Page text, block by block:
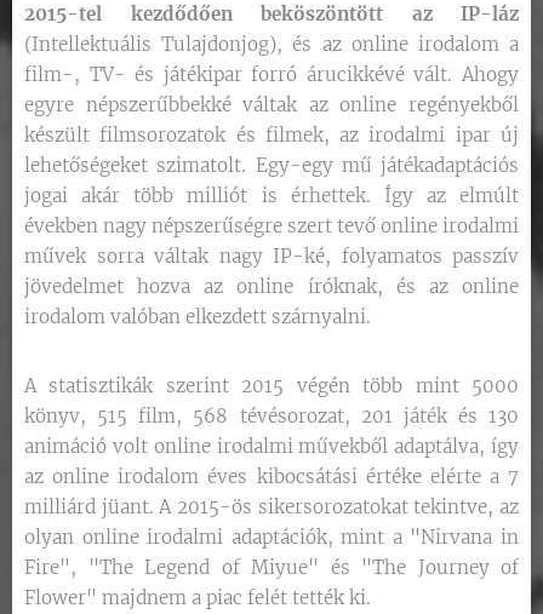
2015-tel kezdődően beköszöntött az IP-láz
(Intellektuális Tulajdonjog), és az online irodalom a
film-, TV- és játékipar forró árucikkévé vált. Ahogy
egyre népszerűbbekké váltak az online regényekből
készült filmsorozatok és filmek, az irodalmi ipar új
lehetőségeket szimatolt. Egy-egy mű játékadaptációs
jogai akár több milliót is érhettek. Így az elmúlt
években nagy népszerűségre szert tevő online irodalmi
művek sorra váltak nagy IP-ké, folyamatos passzív
jövedelmet hozva az online íróknak, és az online
irodalom valóban elkezdett szárnyalni.
A statisztikák szerint 2015 végén több mint 5000
könyv, 515 film, 568 tévésorozat, 201 játék és 130
animáció volt online irodalmi művekből adaptálva, így
az online irodalom éves kibocsátási értéke elérte a 7
milliárd jüant. A 2015-ös sikersorozatokat tekintve, az
olyan online irodalmi adaptációk, mint a "Nirvana in
Fire", "The Legend of Miyue" és "The Journey of
Flower" majdnem a piac felét tették ki.